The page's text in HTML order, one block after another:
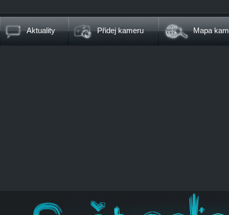
Aktuality Přidej kameru Mapa